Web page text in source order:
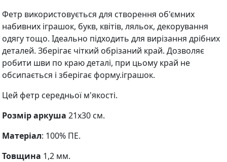
Фетр використовується для створення об'ємних
набивних іграшок, букв, квітів, ляльок, декорування
одягу тощо. Ідеально підходить для вирізання дрібних
деталей. Зберігає чіткий обрізаний край. Дозволяє
робити шви по краю деталі, при цьому край не
обсипається і зберігає форму.іграшок.
Цей фетр середньої м'якості.
Розмір аркуша 21х30 см.
Матеріал: 100% ПЕ.
Товщина 1,2 мм.